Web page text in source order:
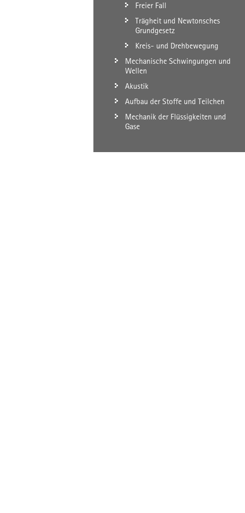
Freier Fall
Trägheit und Newtonsches
Grundgesetz
Kreis- und Drehbewegung
Mechanische Schwingungen und
Wellen
Akustik
Aufbau der Stoffe und Teilchen
Mechanik der Flüssigkeiten und
Gase